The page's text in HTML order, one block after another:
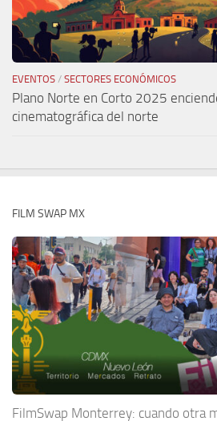
EVENTOS / SECTORES ECONÓMICOS
Plano Norte en Corto 2025
cinematográfica del norte
FILM SWAP MX
FilmSwap Monterrey: cuando otra